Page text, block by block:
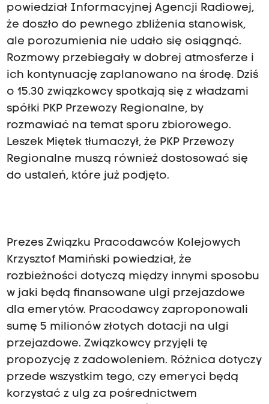
powiedział Informacyjnej Agencji Radiowej,
że doszło do pewnego zbliżenia stanowisk,
ale porozumienia nie udało się osiągnąć.
Rozmowy przebiegały w dobrej atmosferze i
ich kontynuację zaplanowano na środę. Dziś
o 15.30 związkowcy spotkają się z władzami
spółki PKP Przewozy Regionalne, by
rozmawiać na temat sporu zbiorowego.
Leszek Miętek tłumaczył, że PKP Przewozy
Regionalne muszą również dostosować się
do ustaleń, które już podjęto.
Prezes Związku Pracodawców Kolejowych
Krzysztof Mamiński powiedział, że
rozbieżności dotyczą między innymi sposobu
w jaki będą finansowane ulgi przejazdowe
dla emerytów. Pracodawcy zaproponowali
sumę 5 milionów złotych dotacji na ulgi
przejazdowe. Związkowcy przyjęli tę
propozycję z zadowoleniem. Różnica dotyczy
przede wszystkim tego, czy emeryci będą
korzystać z ulg za pośrednictwem